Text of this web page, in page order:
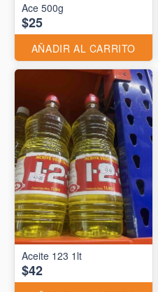
Ace 500g
$25
AÑADIR AL CARRITO
Aceite 123 1lt
$42